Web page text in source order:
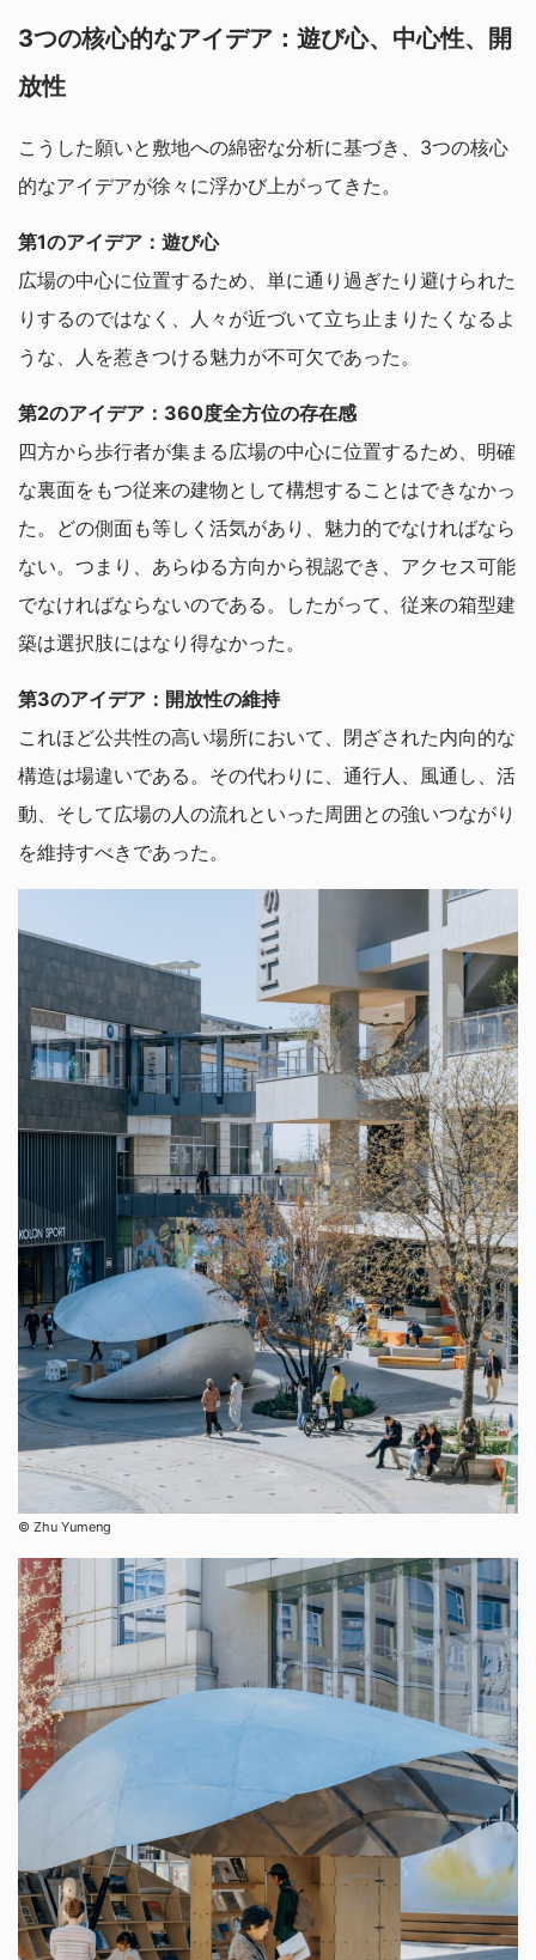
3つの核心的なアイデア：遊び心、中心性、開
放性
こうした願いと敷地への綿密な分析に基づき、3つの核心
的なアイデアが徐々に浮かび上がってきた。
第1のアイデア：遊び心
広場の中心に位置するため、単に通り過ぎたり避けられた
りするのではなく、人々が近づいて立ち止まりたくなるよ
うな、人を惹きつける魅力が不可欠であった。
第2のアイデア：360度全方位の存在感
四方から歩行者が集まる広場の中心に位置するため、明確
な裏面をもつ従来の建物として構想することはできなかっ
た。どの側面も等しく活気があり、魅力的でなければなら
ない。つまり、あらゆる方向から視認でき、アクセス可能
でなければならないのである。したがって、従来の箱型建
築は選択肢にはなり得なかった。
第3のアイデア：開放性の維持
これほど公共性の高い場所において、閉ざされた内向的な
構造は場違いである。その代わりに、通行人、風通し、活
動、そして広場の人の流れといった周囲との強いつながり
を維持すべきであった。
©︎ Zhu Yumeng